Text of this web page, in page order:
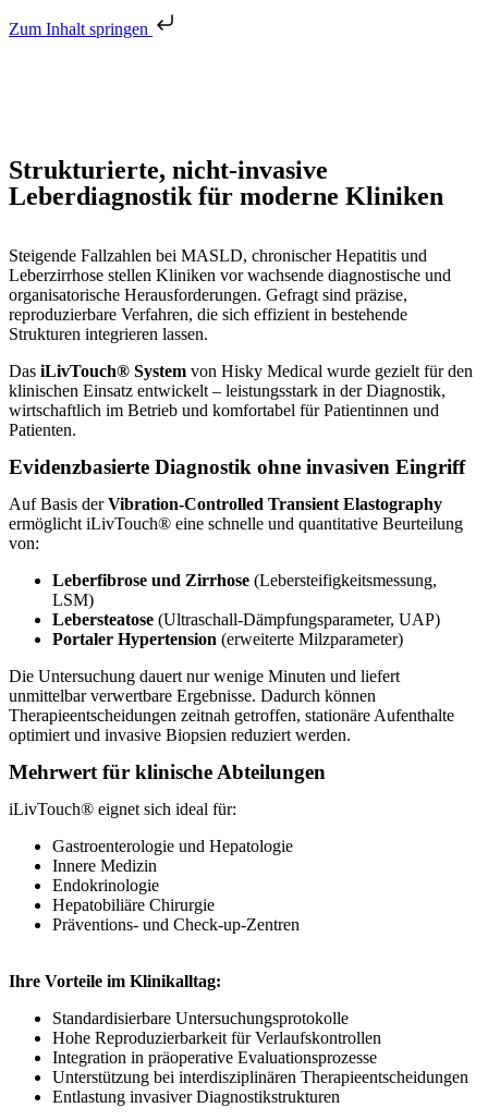
Zum Inhalt springen
Strukturierte, nicht-invasive
Leberdiagnostik für moderne Kliniken
Steigende Fallzahlen bei MASLD, chronischer Hepatitis und
Leberzirrhose stellen Kliniken vor wachsende diagnostische und
organisatorische Herausforderungen. Gefragt sind präzise,
reproduzierbare Verfahren, die sich effizient in bestehende
Strukturen integrieren lassen.
Das iLivTouch® System von Hisky Medical wurde gezielt für den
klinischen Einsatz entwickelt – leistungsstark in der Diagnostik,
wirtschaftlich im Betrieb und komfortabel für Patientinnen und
Patienten.
Evidenzbasierte Diagnostik ohne invasiven Eingriff
Auf Basis derVibration-Controlled Transient Elastography
ermöglicht iLivTouch® eine schnelle und quantitative Beurteilung
von:
Leberfibrose und Zirrhose (Lebersteifigkeitsmessung,
LSM)
Lebersteatose (Ultraschall-Dämpfungsparameter, UAP)
Portaler Hypertension (erweiterte Milzparameter)
Die Untersuchung dauert nur wenige Minuten und liefert
unmittelbar verwertbare Ergebnisse. Dadurch können
Therapieentscheidungen zeitnah getroffen, stationäre Aufenthalte
optimiert und invasive Biopsien reduziert werden.
Mehrwert für klinische Abteilungen
iLivTouch® eignet sich ideal für:
Gastroenterologie und Hepatologie
Innere Medizin
Endokrinologie
Hepatobiliäre Chirurgie
Präventions- und Check-up-Zentren
Ihre Vorteile im Klinikalltag:
Standardisierbare Untersuchungsprotokolle
Hohe Reproduzierbarkeit für Verlaufskontrollen
Integration in präoperative Evaluationsprozesse
Unterstützung bei interdisziplinären Therapieentscheidungen
Entlastung invasiver Diagnostikstrukturen